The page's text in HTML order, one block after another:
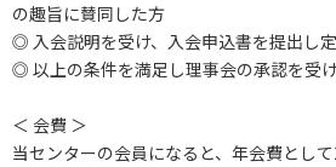
の趣旨に賛同した方
◎ 入会説明を受け、入会申込書を提出し
◎ 以上の条件を満足し理事会の承認を受
＜ 会費 ＞
当センターの会員になると、年会費とし